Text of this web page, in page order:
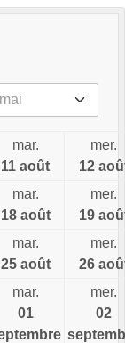
mar.
11 août
mer.
12
mar.
18 août
mer.
19
mar.
25 août
mer.
26
mar.
01
mer.
02